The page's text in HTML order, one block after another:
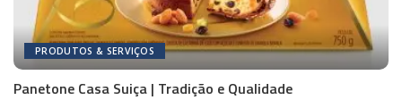
PRODUTOS & SERVIÇOS
Panetone Casa Suiça | Tradição e Qualidade